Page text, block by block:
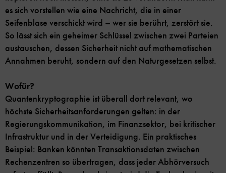
es sich vorstellen wie eine Nachricht, die in einer
Seifenblase verschickt wird – wer sie berührt, zerstört sie.
So lässt sich ein geheimer Schlüssel zwischen zwei Parteien
austauschen, dessen Sicherheit nicht auf mathematischen
Annahmen beruht, sondern auf den Naturgesetzen selbst.
Wofür?
Quantenkryptographie ist überall dort relevant, wo
höchste Sicherheitsanforderungen gelten: in der
Regierungskommunikation, im Finanzsektor, bei kritischer
Infrastruktur und in der Verteidigung. Ein praktisches
Beispiel: Banken könnten Transaktionsdaten zwischen
Rechenzentren so übertragen, dass jeder Abhörversuch